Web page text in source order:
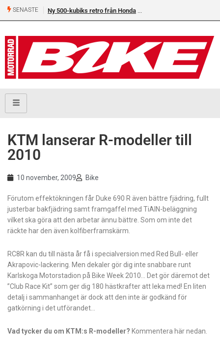
SENASTE Ny 500-kubiks retro från Honda
KTM lanserar R-modeller till
2010
10 november, 2009 Bike
Förutom effektökningen får Duke 690 R även bättre fjädring, fullt
justerbar bakfjädring samt framgaffel med TiAIN-beläggning
vilket ska göra att den arbetar ännu bättre. Som om inte det
räckte har den även kolfiberframskärm.
RC8R kan du till nästa år få i specialversion med Red Bull- eller
Akrapovic-lackering. Men dekaler gör dig inte snabbare runt
Karlskoga Motorstadion på Bike Week 2010… Det gör däremot det
”Club Race Kit” som ger dig 180 hästkrafter att leka med! En liten
detalj i sammanhanget är dock att den inte är godkänd för
gatkörning i det utförandet…
Vad tycker du om KTM:s R-modeller? Kommentera här nedan.